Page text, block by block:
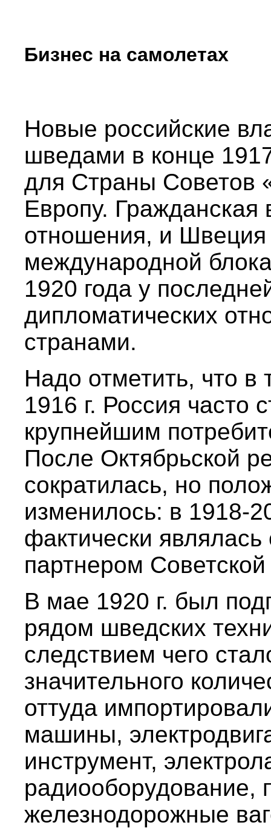
Бизнес на самолетах
Новые российские
шведами в конце
для Страны Советов
Европу. Гражданская
отношения, и
международной
1920 года у
дипломатических
странами.
Надо отметить, что в
1916 г. Россия часто
крупнейшим
После Октябрьской
сократилась, но
изменилось: в 1918-
фактически
партнером
В мае 1920 г. был
рядом шведских
следствием чего
значительного
оттуда
машины,
инструмент,
радиооборудование,
железнодорожные